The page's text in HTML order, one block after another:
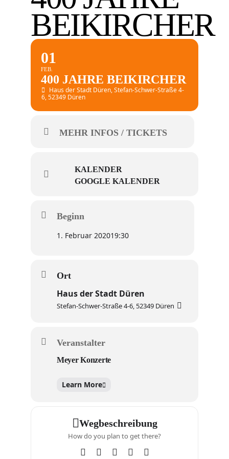
BEIKIRCHER
01
FEB.
400 JAHRE BEIKIRCHER
Haus der Stadt Düren, Stefan-Schwer-Straße 4-
6, 52349 Düren
MEHR INFOS / TICKETS
KALENDER
GOOGLE KALENDER
Beginn
1. Februar 202019:30
Ort
Haus der Stadt Düren
Stefan-Schwer-Straße 4-6, 52349 Düren
Veranstalter
Meyer Konzerte
Learn More
Wegbeschreibung
How do you plan to get there?